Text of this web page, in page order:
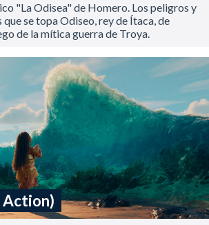
"La Odisea" de Homero. Los peligros y
se topa Odiseo, rey de Ítaca, de
de la mítica guerra de Troya.
Action)